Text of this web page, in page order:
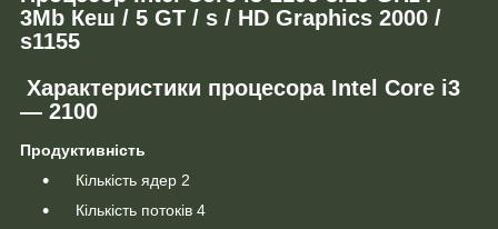
3Mb Кеш / 5 GT / s / HD Graphics 2000 /
s1155
Характеристики процесора Intel Core i3
— 2100
Продуктивність
Кількість ядер 2
Кількість потоків 4